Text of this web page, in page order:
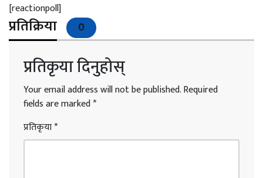
[reactionpoll]
प्रतिक्रिया 0
प्रतिकृया दिनुहोस्
Your email address will not be published.Required
fields are marked*
प्रतिकृया*